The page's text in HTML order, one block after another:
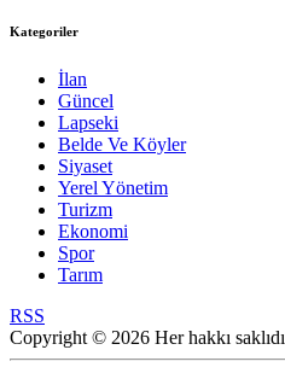
Kategoriler
İlan
Güncel
Lapseki
Belde Ve Köyler
Siyaset
Yerel Yönetim
Turizm
Ekonomi
Spor
Tarım
RSS
Copyright © 2026 Her hakkı